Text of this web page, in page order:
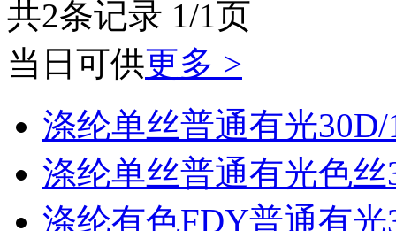
共2条记录 1/1页
当日可供更多 >
涤纶单丝普通有光30D/
涤纶单丝普通有光色丝
涤纶有色FDY普通有光